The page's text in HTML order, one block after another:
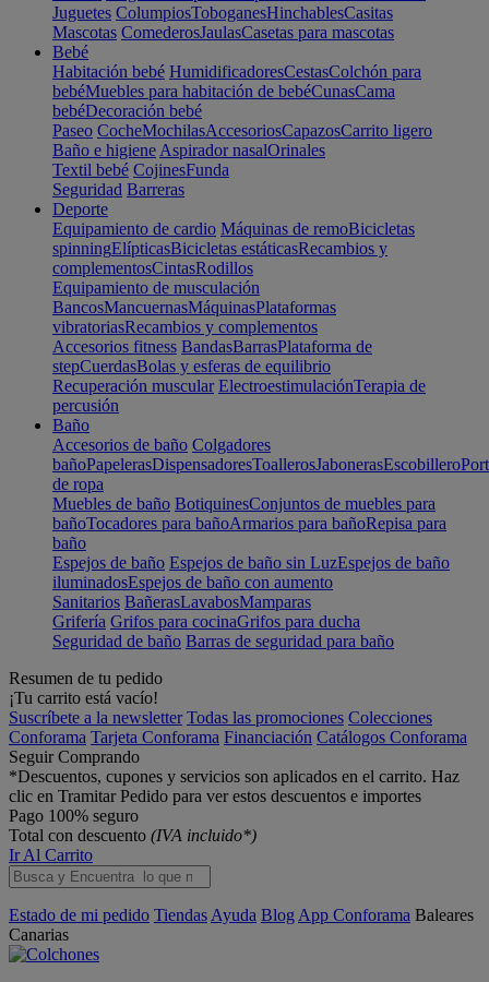
Juguetes ColumpiosToboganesHinchablesCasitas
Mascotas ComederosJaulasCasetas para mascotas
Bebé
Habitación bebé HumidificadoresCestasColchón para
bebéMuebles para habitación de bebéCunasCama
bebéDecoración bebé
Paseo CocheMochilasAccesoriosCapazosCarrito ligero
Baño e higiene Aspirador nasalOrinales
Textil bebé CojinesFunda
Seguridad Barreras
Deporte
Equipamiento de cardio Máquinas de remoBicicletas
spinningElípticasBicicletas estáticasRecambios y
complementosCintasRodillos
Equipamiento de musculación
BancosMancuernasMáquinasPlataformas
vibratoriasRecambios y complementos
Accesorios fitness BandasBarrasPlataforma de
stepCuerdasBolas y esferas de equilibrio
Recuperación muscular ElectroestimulaciónTerapia de
percusión
Baño
Accesorios de baño Colgadores
bañoPapelerasDispensadoresToallerosJabonerasEscobillero
de ropa
Muebles de baño BotiquinesConjuntos de muebles para
bañoTocadores para bañoArmarios para bañoRepisa para
baño
Espejos de baño Espejos de baño sin LuzEspejos de baño
iluminadosEspejos de baño con aumento
Sanitarios BañerasLavabosMamparas
Grifería Grifos para cocinaGrifos para ducha
Seguridad de baño Barras de seguridad para baño
Resumen de tu pedido
¡Tu carrito está vacío!
Suscríbete a la newsletter Todas las promociones Colecciones
Conforama Tarjeta Conforama Financiación Catálogos Conforama
Seguir Comprando
*Descuentos, cupones y servicios son aplicados en el carrito. Haz
clic en Tramitar Pedido para ver estos descuentos e importes
Pago 100% seguro
Total con descuento (IVA incluido*)
Ir Al Carrito
Estado de mi pedido Tiendas Ayuda Blog App Conforama Baleares
Canarias